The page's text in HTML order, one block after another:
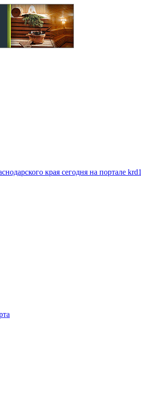
края сегодня на портале krd1